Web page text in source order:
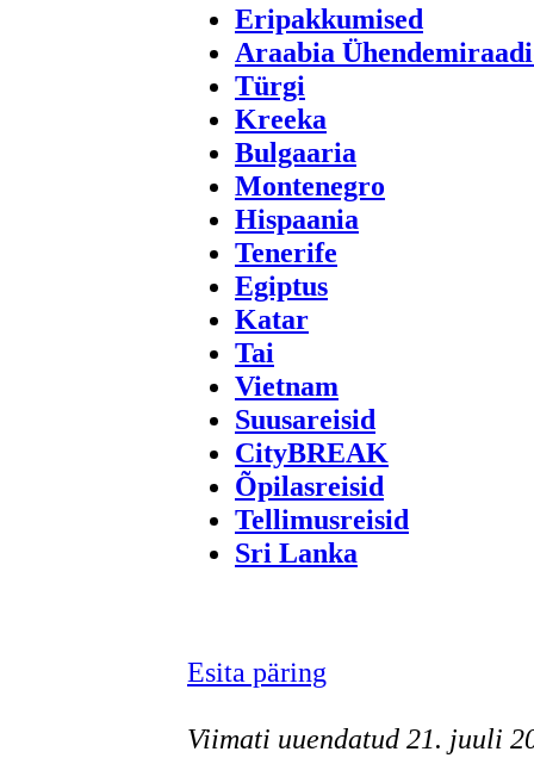
Eripakkumised
Araabia
Türgi
Kreeka
Bulgaaria
Montenegro
Hispaania
Tenerife
Egiptus
Katar
Tai
Vietnam
Suusareisid
CityBREAK
Õpilasreisid
Tellimusreisid
Sri Lanka
Esita päring
Viimati uuendatud 21. juuli